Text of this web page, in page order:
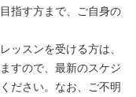
指す方まで、ご自身の
ッスンを受ける方は、
すので、最新のスケジ
ださい。なお、ご不明